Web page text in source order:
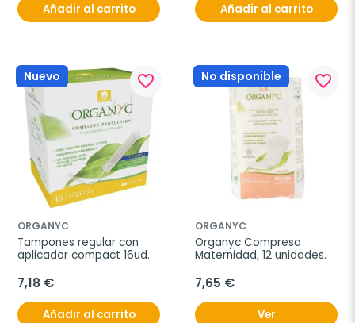
Añadir al carrito Añadir al carrito
Nuevo favorite_border
ORGANYC
Tampones regular con
aplicador compact 16ud.
7,18 €
Añadir al carrito
No disponible favorite_border
ORGANYC
Organyc Compresa
Maternidad, 12 unidades.
7,65 €
Ver